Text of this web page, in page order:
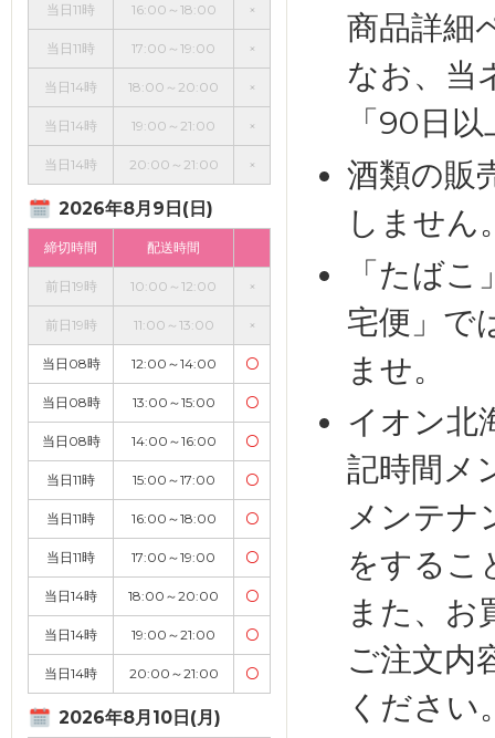
当日11時 16:00～18:00 ×
当日11時 17:00～19:00 ×
当日14時 18:00～20:00 ×
当日14時 19:00～21:00 ×
当日14時 20:00～21:00 ×
2026年8月9日(日)
締切時間 配送時間
前日19時 10:00～12:00 ×
前日19時 11:00～13:00 ×
当日08時 12:00～14:00 〇
当日08時 13:00～15:00 〇
当日08時 14:00～16:00 〇
当日11時 15:00～17:00 〇
当日11時 16:00～18:00 〇
当日11時 17:00～19:00 〇
当日14時 18:00～20:00 〇
当日14時 19:00～21:00 〇
当日14時 20:00～21:00 〇
2026年8月10日(月)
商品詳細
なお、当
「90日
酒類の販
しません
「たば
宅便」で
ませ。
イオン北
記時間メ
メンテナ
をするこ
また、お
ご注文内
ください